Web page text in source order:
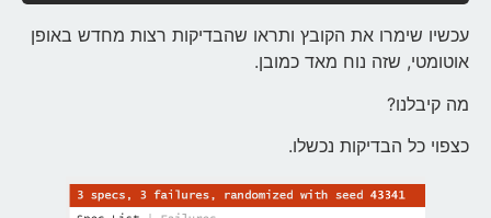
עכשיו שימרו את הקובץ ותראו שהבדיקות רצות מחדש באופן
אוטומטי, שזה נוח מאד כמובן.
מה קיבלנו?
כצפוי כל הבדיקות נכשלו.